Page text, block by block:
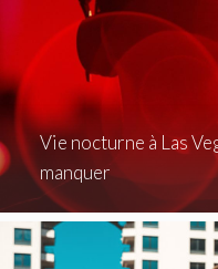
Vie nocturne à Las
manquer